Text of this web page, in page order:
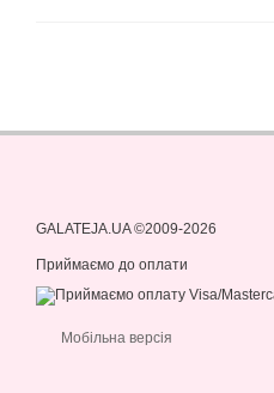
GALATEJA.UA ©2009-2026
Приймаємо до оплати
Мобільна версія